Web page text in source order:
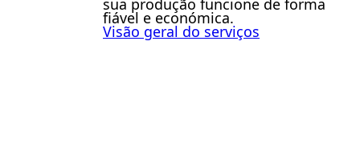
sua produção funcione de forma
fiável e económica.
Visão geral do serviços